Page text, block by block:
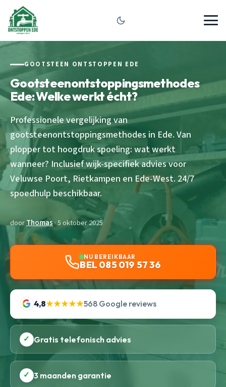
GOOTSTEEN ONTSTOPPEN EDE
Gootsteenontstoppingsmethodes
Ede: Welke werkt écht?
Professionele vergelijking van
gootsteenontstoppingsmethodes in Ede. Van
plopper tot hoogdruk spoeling: wat werkt
wanneer? Inclusief wijk-specifiek advies voor
Veluwse Poort, Rietkampen en Ede-West. 24/7
spoedhulp beschikbaar.
doorThomas· 5 oktober 2025
NU BEREIKBAAR
BEL 085 019 57 36
4,8★★★★★568 Google reviews
✓ Gratis telefonisch advies
✓ 3 maanden garantie